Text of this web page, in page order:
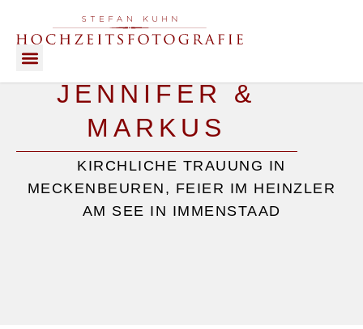
JENNIFER &
MARKUS
KIRCHLICHE TRAUUNG IN
MECKENBEUREN, FEIER IM HEINZLER
AM SEE IN IMMENSTAAD